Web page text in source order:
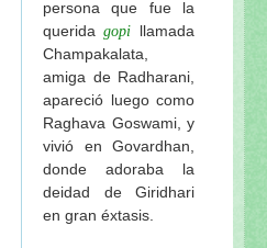
persona que fue la
querida gopi llamada
Champakalata,
amiga de Radharani,
apareció luego como
Raghava Goswami, y
vivió en Govardhan,
donde adoraba la
deidad de Giridhari
en gran éxtasis.